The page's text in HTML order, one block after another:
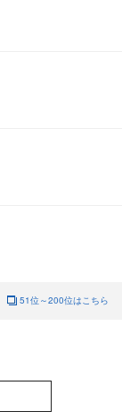
51位～200位はこちら